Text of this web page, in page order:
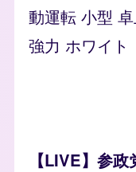
動運転 小型
強力 ホワイト
【LIVE】参